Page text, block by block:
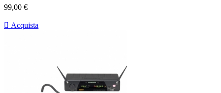
Prezzo
99,00 €
 Acquista